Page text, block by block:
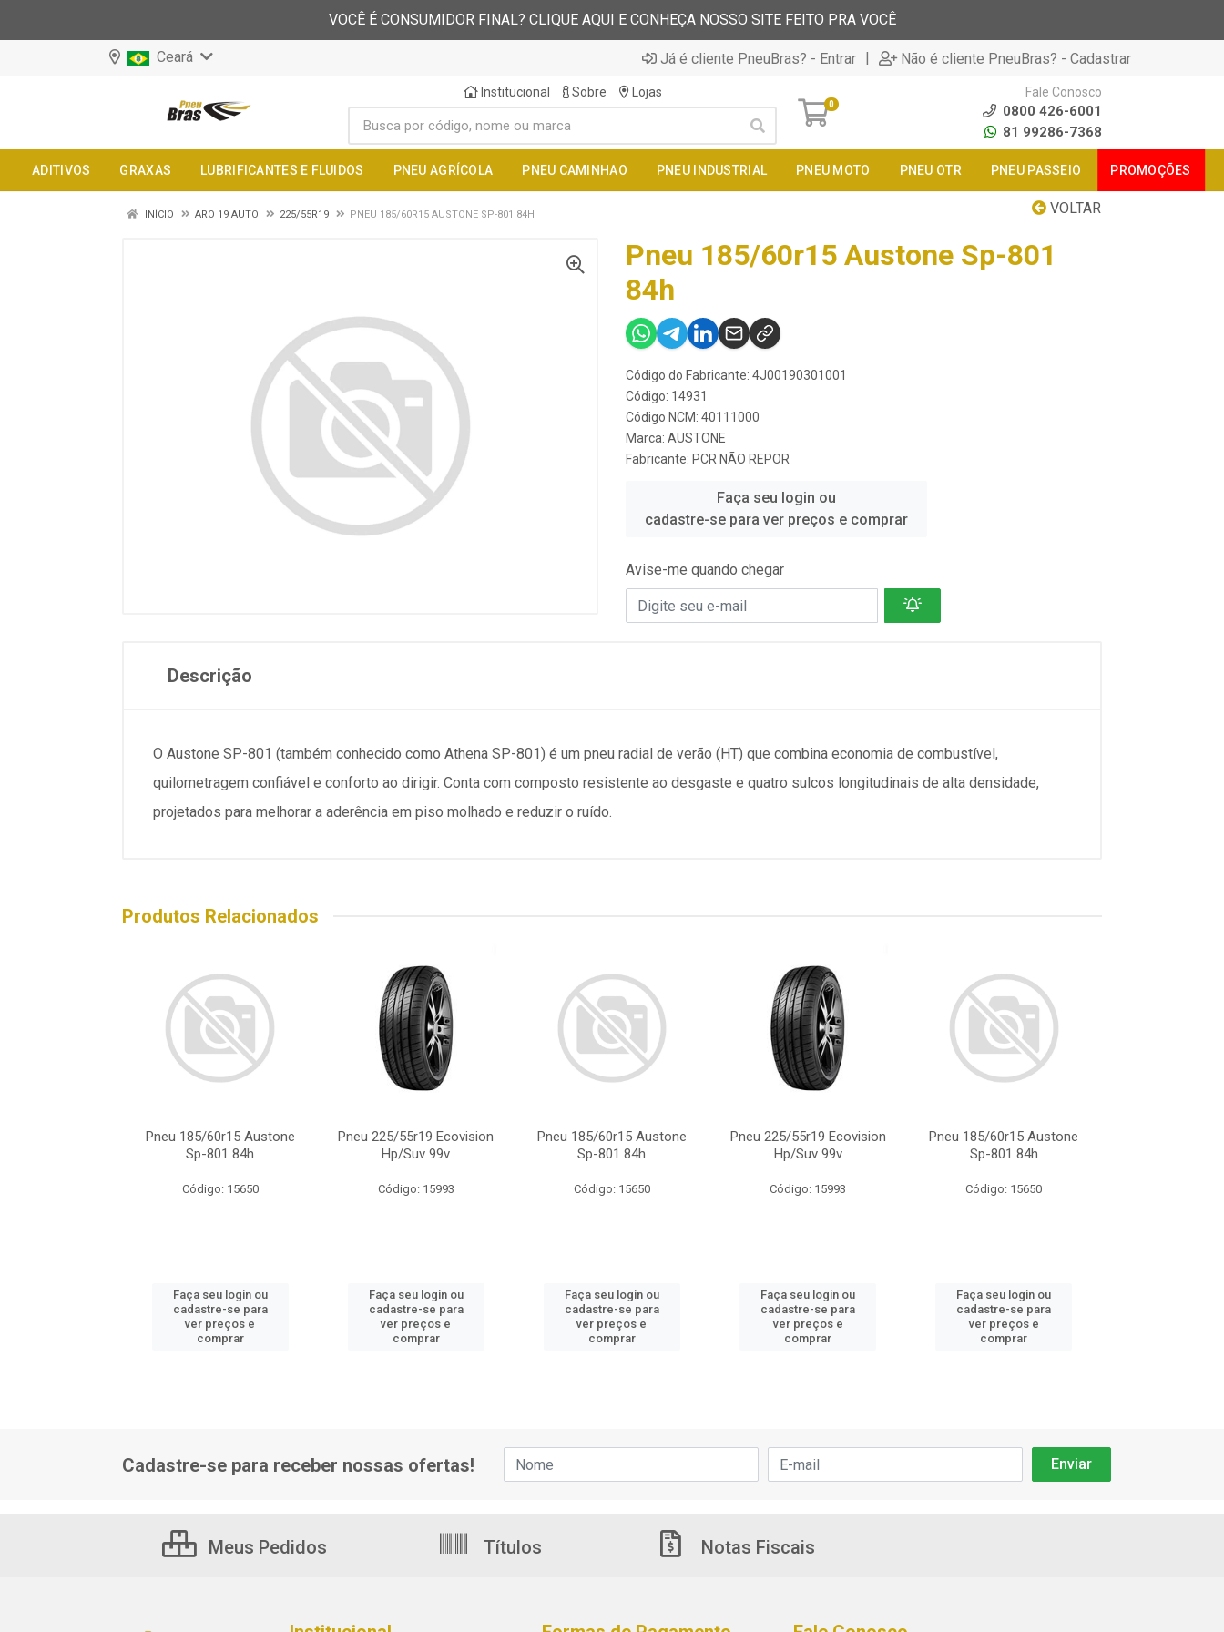
VOCÊ É CONSUMIDOR FINAL? CLIQUE AQUI E CONHEÇA NOSSO SITE FEITO PRA VOCÊ
Ceará Já é cliente PneuBras? - Entrar | Não é cliente PneuBras? - Cadastrar
Institucional Sobre Lojas
0
Fale Conosco
0800 426-6001
81 99286-7368
ADITIVOS GRAXAS LUBRIFICANTES E FLUIDOS PNEU AGRÍCOLA PNEU CAMINHAO PNEU INDUSTRIAL PNEU MOTO PNEU OTR PNEU PASSEIO PROMOÇÕES
VOLTAR
INÍCIO ARO 19 AUTO 225/55R19 PNEU 185/60R15 AUSTONE SP-801 84H
Pneu 185/60r15 Austone Sp-801
84h
Código do Fabricante: 4J00190301001
Código: 14931
Código NCM: 40111000
Marca: AUSTONE
Fabricante: PCR NÃO REPOR
Faça seu login ou
cadastre-se para ver preços e comprar
Avise-me quando chegar
Descrição
O Austone SP-801 (também conhecido como Athena SP-801) é um pneu radial de verão (HT) que combina economia de combustível,
quilometragem confiável e conforto ao dirigir. Conta com composto resistente ao desgaste e quatro sulcos longitudinais de alta densidade,
projetados para melhorar a aderência em piso molhado e reduzir o ruído.
Produtos Relacionados
Pneu 185/60r15 Austone
Sp-801 84h
Código: 15650
Faça seu login ou
cadastre-se para
ver preços e
comprar
Pneu 225/55r19 Ecovision
Hp/Suv 99v
Código: 15993
Faça seu login ou
cadastre-se para
ver preços e
comprar
Pneu 185/60r15 Austone
Sp-801 84h
Código: 15650
Faça seu login ou
cadastre-se para
ver preços e
comprar
Pneu 225/55r19 Ecovision
Hp/Suv 99v
Código: 15993
Faça seu login ou
cadastre-se para
ver preços e
comprar
Pneu 185/60r15 Austone
Sp-801 84h
Código: 15650
Faça seu login ou
cadastre-se para
ver preços e
comprar
Cadastre-se para receber nossas ofertas!
Meus Pedidos Títulos Notas Fiscais